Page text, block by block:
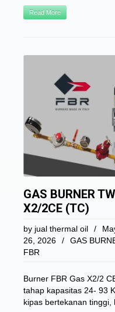
Read More
GAS BURNER
X2/2CE (TC)
by jual thermal oil /
26, 2026
/
GAS
FBR
Burner FBR Gas X2/2
tahap kapasitas 24- 93
kipas bertekanan tinggi,